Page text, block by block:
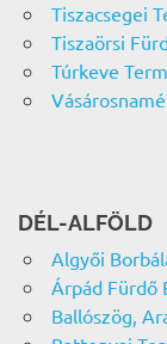
Tiszacsegei
Tiszaörsi
Túrkeve
DÉL-ALFÖLD
Algyői
Árpád Fürdő
Ballószög,